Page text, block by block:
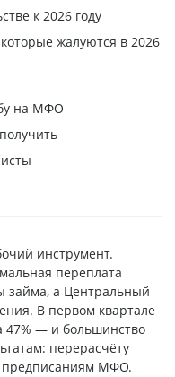
к 2026 году
жалуются в 2026
на МФО
инструмент.
переплата
займа, а Центральный
В первом квартале
47% — и большинство
перерасчёту
предписаниям МФО.